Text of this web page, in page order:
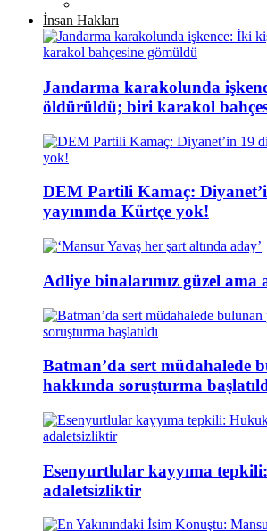
İnsan Hakları
Jandarma karakolunda
öldürüldü; biri karakol
DEM Partili Kamaç:
yayınında Kürtçe yok!
Adliye binalarımız güzel ama
Batman’da sert müdahalede
hakkında soruşturma
Esenyurtlular kayyıma
adaletsizliktir